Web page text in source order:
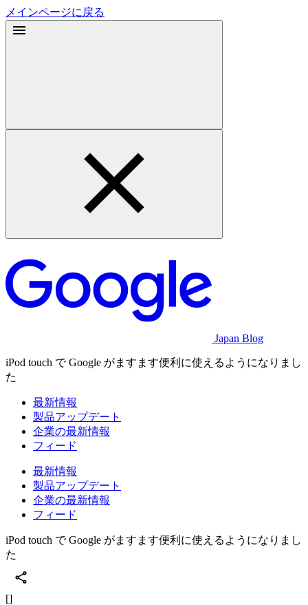
メインページに戻る
Japan Blog
iPod touch で Google がますます便利に使えるようになりまし
た
最新情報
製品アップデート
企業の最新情報
フィード
最新情報
製品アップデート
企業の最新情報
フィード
iPod touch で Google がますます便利に使えるようになりまし
た
[]